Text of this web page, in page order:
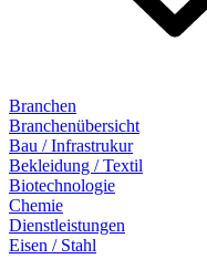
Branchen
Branchenübersicht
Bau / Infrastrukur
Bekleidung / Textil
Biotechnologie
Chemie
Dienstleistungen
Eisen / Stahl